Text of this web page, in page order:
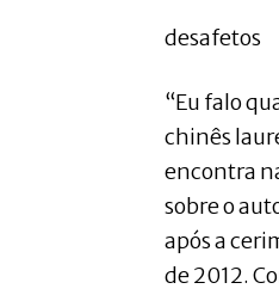
desafetos
“Eu falo
chinês
encontra
sobre o
após a
de 2012.